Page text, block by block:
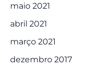
maio 2021
abril 2021
março 2021
dezembro 2017